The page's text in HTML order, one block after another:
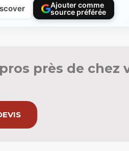
Ajouter comme
source préférée
près de chez